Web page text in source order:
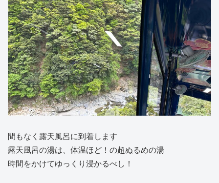
間もなく露天風呂に到着します
露天風呂の湯は、体温ほど！の超ぬるめの湯
時間をかけてゆっくり浸かるべし！